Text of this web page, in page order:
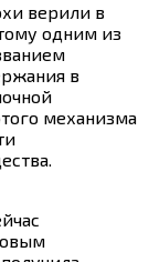
верили в
одним из
в
механизма